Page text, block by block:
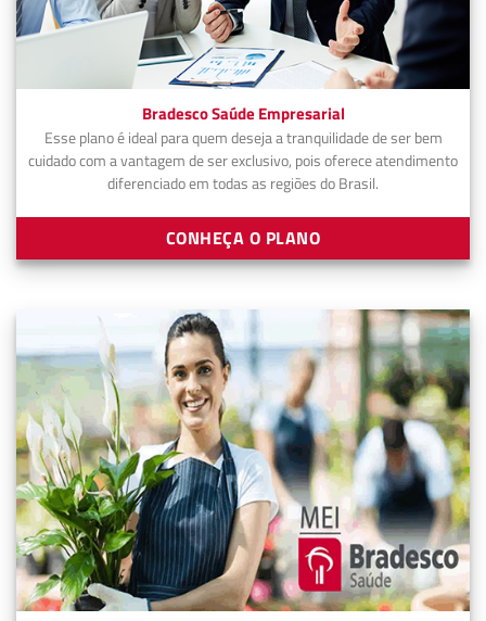
Bradesco Saúde Empresarial
Esse plano é ideal para quem deseja a tranquilidade de ser bem
cuidado com a vantagem de ser exclusivo, pois oferece atendimento
diferenciado em todas as regiões do Brasil.
CONHEÇA O PLANO